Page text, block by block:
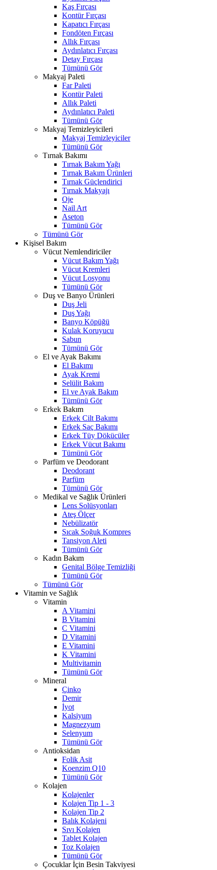
Kaş Fırçası
Kontür Fırçası
Kapatıcı Fırçası
Fondöten Fırçası
Allık Fırçası
Aydınlatıcı Fırçası
Detay Fırçası
Tümünü Gör
Makyaj Paleti
Far Paleti
Kontür Paleti
Allık Paleti
Aydınlatıcı Paleti
Tümünü Gör
Makyaj Temizleyicileri
Makyaj Temizleyiciler
Tümünü Gör
Tırnak Bakımı
Tırnak Bakım Yağı
Tırnak Bakım Ürünleri
Tırnak Güçlendirici
Tırnak Makyajı
Oje
Nail Art
Aseton
Tümünü Gör
Tümünü Gör
Kişisel Bakım
Vücut Nemlendiriciler
Vücut Bakım Yağı
Vücut Kremleri
Vücut Losyonu
Tümünü Gör
Duş ve Banyo Ürünleri
Duş Jeli
Duş Yağı
Banyo Köpüğü
Kulak Koruyucu
Sabun
Tümünü Gör
El ve Ayak Bakımı
El Bakımı
Ayak Kremi
Selülit Bakım
El ve Ayak Bakım
Tümünü Gör
Erkek Bakım
Erkek Cilt Bakımı
Erkek Saç Bakımı
Erkek Tüy Dökücüler
Erkek Vücut Bakımı
Tümünü Gör
Parfüm ve Deodorant
Deodorant
Parfüm
Tümünü Gör
Medikal ve Sağlık Ürünleri
Lens Solüsyonları
Ateş Ölçer
Nebülizatör
Sıcak Soğuk Kompres
Tansiyon Aleti
Tümünü Gör
Kadın Bakım
Genital Bölge Temizliği
Tümünü Gör
Tümünü Gör
Vitamin ve Sağlık
Vitamin
A Vitamini
B Vitamini
C Vitamini
D Vitamini
E Vitamini
K Vitamini
Multivitamin
Tümünü Gör
Mineral
Çinko
Demir
İyot
Kalsiyum
Magnezyum
Selenyum
Tümünü Gör
Antioksidan
Folik Asit
Koenzim Q10
Tümünü Gör
Kolajen
Kolajenler
Kolajen Tip 1 - 3
Kolajen Tip 2
Balık Kolajeni
Sıvı Kolajen
Tablet Kolajen
Toz Kolajen
Tümünü Gör
Çocuklar İçin Besin Takviyesi